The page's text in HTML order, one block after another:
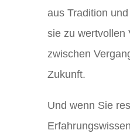
aus Tradition
sie zu wertvollen
zwischen
Zukunft.
Und wenn Sie